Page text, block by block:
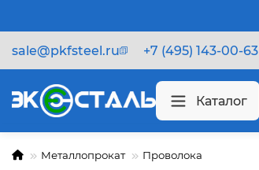
sale@pkfsteel.ru +7 (495) 143-00-63
Каталог
Металлопрокат Проволока